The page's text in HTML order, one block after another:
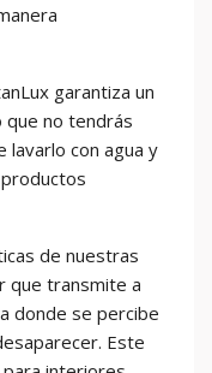
garantiza un
que no tendrás
lavarlo con agua y
de nuestras
que transmite a
donde se percibe
Este